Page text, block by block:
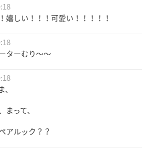
嬉しい！！！可愛い！！！！！
ターむり〜〜
って、
アルック？？